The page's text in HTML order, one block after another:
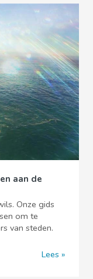
aan de
Onze gids
om te
van steden.
Lees